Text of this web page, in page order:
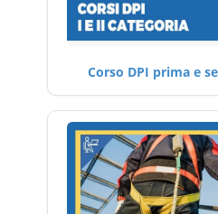
Corso DPI prima e